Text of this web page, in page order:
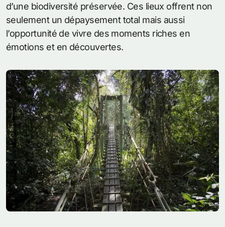
d’une biodiversité préservée. Ces lieux offrent non
seulement un dépaysement total mais aussi
l’opportunité de vivre des moments riches en
émotions et en découvertes.